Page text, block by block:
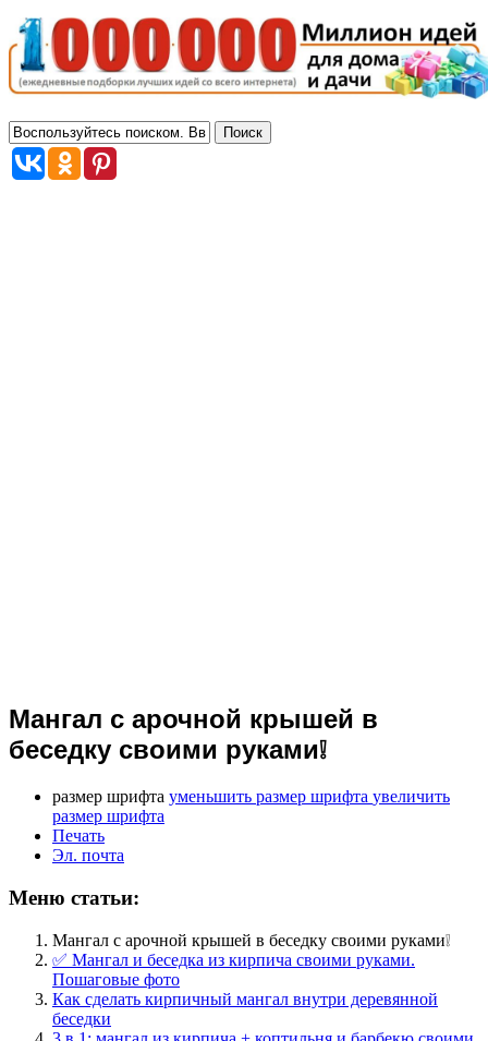
Мангал с арочной крышей в
беседку своими руками❕
размер шрифта уменьшить размер шрифта увеличить
размер шрифта
Печать
Эл. почта
Меню статьи:
Мангал с арочной крышей в беседку своими руками❕
✅ Мангал и беседка из кирпича своими руками.
Пошаговые фото
Как сделать кирпичный мангал внутри деревянной
беседки